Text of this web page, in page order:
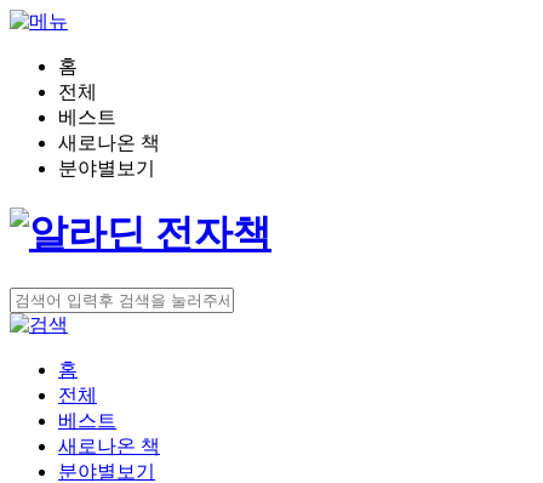
홈
전체
베스트
새로나온 책
분야별보기
홈
전체
베스트
새로나온 책
분야별보기